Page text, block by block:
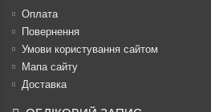
Оплата
Повернення
Умови користування сайтом
Мапа сайту
Доставка